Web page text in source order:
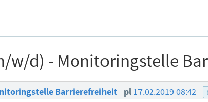
w/d) - Monitoringstelle
Barrierefreiheit pl 17.02.2019 08:42